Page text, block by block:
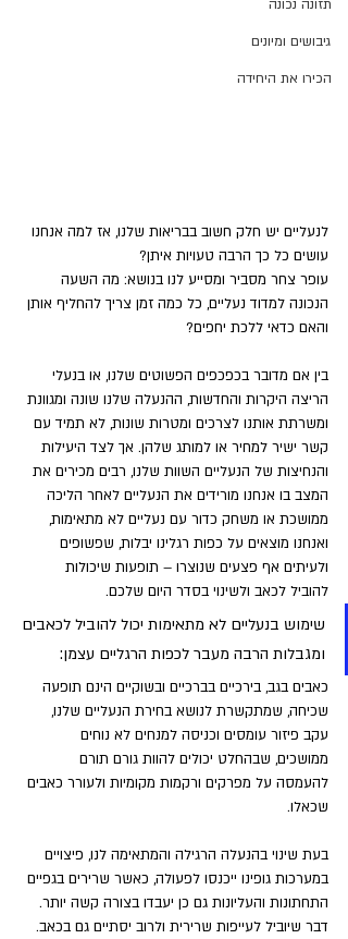
תזונה נכונה
גיבושים ומיונים
הכירו את היחידה
לנעליים יש חלק חשוב בבריאות שלנו, אז למה אנחנו
עושים כל כך הרבה טעויות איתן?
עופר צחר מסביר ומסייע לנו בנושא: מה השעה
הנכונה למדוד נעליים, כל כמה זמן צריך להחליף אותן
והאם כדאי ללכת יחפים?
בין אם מדובר בכפכפים הפשוטים שלנו, או בנעלי
הריצה היקרות והחדשות, ההנעלה שלנו שונה ומגוונת
ומשרתת אותנו לצרכים ומטרות שונות, לא תמיד עם
קשר ישיר למחיר או למותג שלהן. אך לצד היעילות
והנחיצות של הנעליים השוות שלנו, רבים מכירים את
המצב בו אנחנו מורידים את הנעליים לאחר הליכה
ממושכת או משחק כדור עם נעליים לא מתאימות,
ואנחנו מוצאים על כפות רגלינו יבלות, שפשופים
ולעיתים אף פצעים שנוצרו – תופעות שיכולות
להוביל לכאב ולשינוי בסדר היום שלכם.
שימוש בנעליים לא מתאימות יכול להוביל לכאבים
ומגבלות הרבה מעבר לכפות הרגליים עצמן:
כאבים בגב, בירכיים בברכיים ובשוקיים הינם תופעה
שכיחה, שמתקשרת לנושא בחירת הנעליים שלנו,
עקב פיזור עומסים וכניסה למנחים לא נוחים
ממושכים, שבהחלט יכולים להוות גורם תורם
להעמסה על מפרקים ורקמות מקומיות ולעורר כאבים
שכאלו.
בעת שינוי בהנעלה הרגילה והמתאימה לנו, פיצויים
במערכות גופינו ייכנסו לפעולה, כאשר שרירים בגפיים
התחתונות והעליונות גם כן יעבדו בצורה קשה יותר.
דבר שיוביל לעייפות שרירית ולרוב יסתיים גם בכאב.